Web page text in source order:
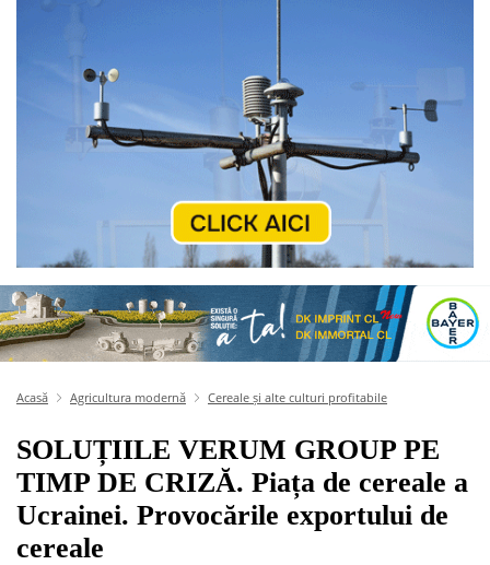
Acasă Agricultura modernă Cereale și alte culturi profitabile
SOLUȚIILE VERUM GROUP PE
TIMP DE CRIZĂ. Piața de cereale a
Ucrainei. Provocările exportului de
cereale